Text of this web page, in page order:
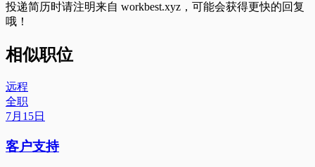
投递简历时请注明来自 workbest.xyz ，可能会获得更快的回复
哦！
相似职位
远程
全职
7月15日
客户支持